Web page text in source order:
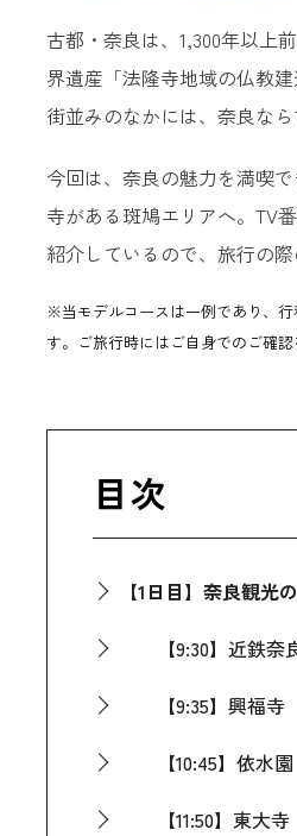
古都・奈良は、1,300年以上
界遺産「法隆寺地域の仏教
街並みのなかには、奈良な
今回は、奈良の魅力を満喫
寺がある斑鳩エリアへ。TV
紹介しているので、旅行の
※当モデルコースは一例であり、
す。ご旅行時にはご自身でのご確認
目次
【1日目】奈良観光
【9:30】近鉄奈
【9:35】興福寺
【10:45】依水園
【11:50】東大寺